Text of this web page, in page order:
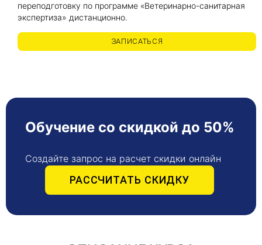
переподготовку по программе «Ветеринарно-санитарная
экспертиза» дистанционно.
ЗАПИСАТЬСЯ
Обучение со скидкой до 50%
Создайте запрос на расчет скидки онлайн
РАССЧИТАТЬ СКИДКУ